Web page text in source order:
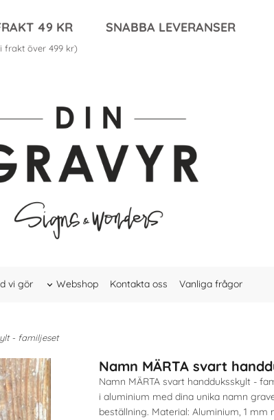
49 KR
frakt över 499 kr)
SNABBA LEVERANSER
vi gör Webshop Kontakta oss Vanliga frågor
- familjeset
Namn MÄRTA svart
Namn MÄRTA svart handduksskylt -
i aluminium med dina unika namn
beställning. Material: Aluminium, 1